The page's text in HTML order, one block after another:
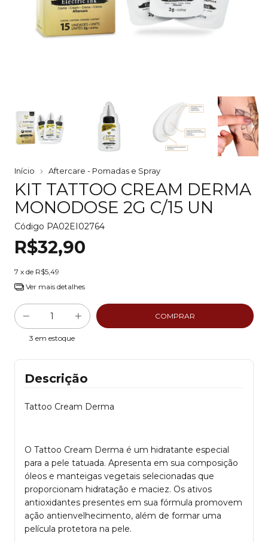
Início Aftercare - Pomadas e Spray
KIT TATTOO CREAM DERMA
MONODOSE 2G C/15 UN
Código PA02EI02764
R$32,90
7 x de R$5,49
Ver mais detalhes
3 em estoque
Descrição
Tattoo Cream Derma
O Tattoo Cream Derma é um hidratante especial
para a pele tatuada. Apresenta em sua composição
óleos e manteigas vegetais selecionadas que
proporcionam hidratação e maciez. Os ativos
antioxidantes presentes em sua fórmula promovem
ação antienvelhecimento, além de formar uma
película protetora na pele.